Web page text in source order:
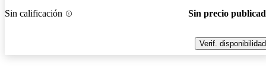
Sin calificación Sin precio
Verif. disponibilidad